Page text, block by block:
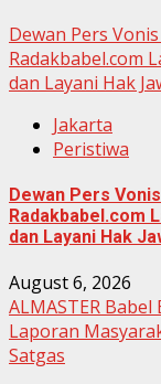
Dewan Pers
Radakbabel.com
dan Layani Hak
Jakarta
Peristiwa
Dewan Pers
Radakbabel.com
dan Layani Hak
August 6, 2026
ALMASTER
Laporan
Satgas